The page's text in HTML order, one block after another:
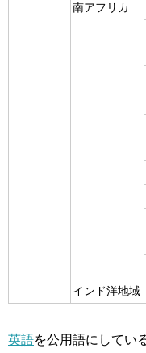
南アフリカ
インド洋地域
英語を公用語にしてい